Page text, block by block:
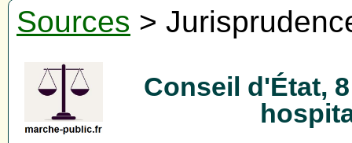
Sources >
Conseil d'État,